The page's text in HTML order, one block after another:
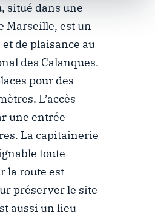
situé dans une
Marseille, est un
de plaisance au
des Calanques.
pour des
L’accès
une entrée
La capitainerie
toute
la route est
préserver le site
aussi un lieu